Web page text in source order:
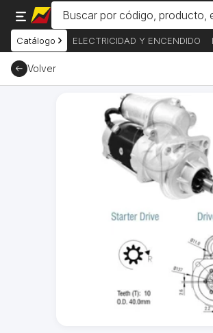
Catálogo ELECTRICIDAD Y ENCENDIDO
Volver